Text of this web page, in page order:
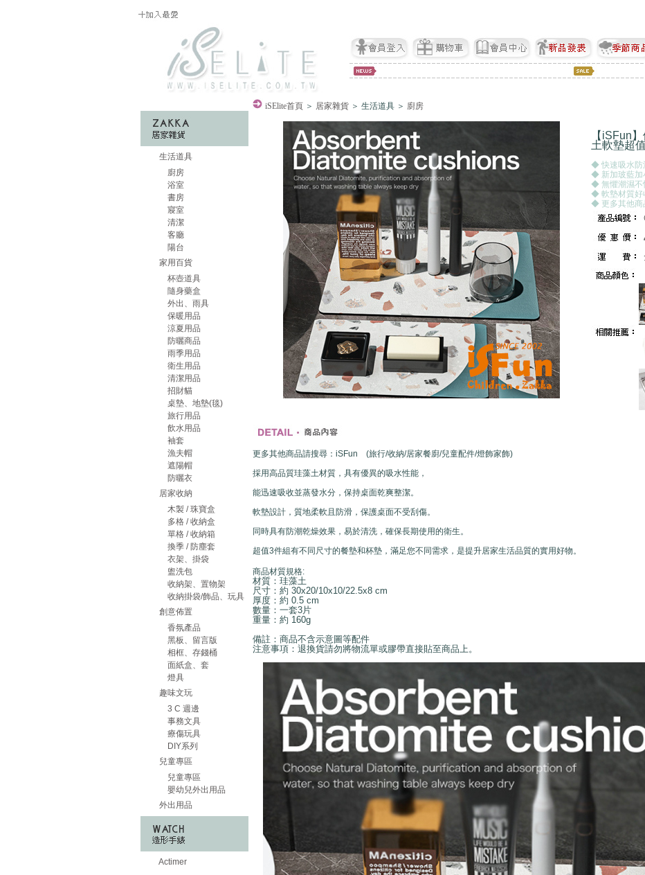
生活道具
廚房
浴室
書房
寢室
清潔
客廳
陽台
家用百貨
杯壺道具
隨身藥盒
外出、雨具
保暖用品
涼夏用品
防曬商品
雨季用品
衛生用品
清潔用品
招財貓
桌墊、地墊(毯)
旅行用品
飲水用品
袖套
漁夫帽
遮陽帽
防曬衣
居家收納
木製 / 珠寶盒
多格 / 收納盒
單格 / 收納箱
換季 / 防塵套
衣架、掛袋
盥洗包
收納架、置物架
收納掛袋/飾品、玩具
創意佈置
香氛產品
黑板、留言版
相框、存錢桶
面紙盒、套
燈具
趣味文玩
3 C 週邊
事務文具
療傷玩具
DIY系列
兒童專區
兒童專區
嬰幼兒外出用品
外出用品
Actimer
iSElite首頁 ＞ 居家雜貨 ＞ 生活道具 ＞ 廚房
【iSFun
土軟墊超
◆ 快速吸水防
◆ 新加玻藍加
◆ 無懼潮濕不
◆ 軟墊材質好
◆ 更多其他商
更多其他商品請搜尋：iSFun (旅行/收納/居家餐廚/兒童配件/燈飾家飾)
採用高品質珪藻土材質，具有優異的吸水性能，
能迅速吸收並蒸發水分，保持桌面乾爽整潔。
軟墊設計，質地柔軟且防滑，保護桌面不受刮傷。
同時具有防潮乾燥效果，易於清洗，確保長期使用的衛生。
超值3件組有不同尺寸的餐墊和杯墊，滿足您不同需求，是提升居家生活品質的實用好物。
商品材質規格:
材質：珪藻土
尺寸：約 30x20/10x10/22.5x8 cm
厚度：約 0.5 cm
數量：一套3片
重量：約 160g
備註：商品不含示意圖等配件
注意事項：退換貨請勿將物流單或膠帶直接貼至商品上。